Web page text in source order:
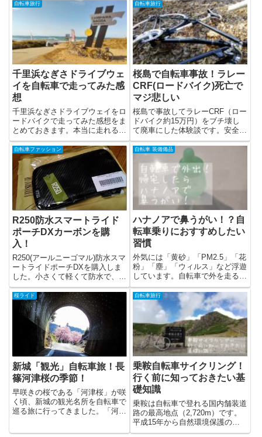
自転車旅行
千里浜なぎさドライブウェ
イを自転車で走ってみた感
想
千里浜なぎさドライブウェイをロ
ードバイクで走ってみた感想をま
とめておきます。本当に走れるの
か？走った...
自転車旅行
桜島で自転車事故！ラレー
CRF(ロードバイク)死亡で
マジ悲しい
桜島で事故してラレーCRF（ロー
ドバイク約15万円）をブチ壊し
て廃車にした体験談です。安全に
ロードバ...
自転車ファッション
R250防水スマートライド
ポーチDXカーボンを購
入！
R250(アールニーゴマル)防水スマ
ートライドポーチDXを購入しま
した。小さくて軽くて防水で、サ
イク...
自転車 装備備品
ハナノアで鼻うがい！？自
転車乗りにおすすめしたい
習慣
外気には「黄砂」「PM2.5」「花
粉」「塵」「ウィルス」など浮遊
しています。自転車で外を走ると
鼻の中...
桜ライド
新城「観光」自転車旅！長
篠河津桜の季節！
早咲きの桜である「河津桜」が咲
く頃、新城の観光名所を自転車で
巡る旅に行ってきました。「河津
自転車旅行
乗鞍自転車サイクリング！
行く前に知っておきたい基
礎知識
乗鞍は自転車で登れる国内舗装道
路の最高地点（2,720m）です。
平成15年から自然環境保護のた
めマイ...